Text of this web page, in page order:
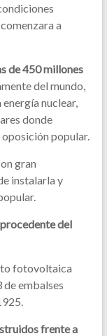
a
de 450 millones
del mundo,
nuclear,
donde
popular.
gran
instalarla y
del
fotovoltaica
de embalses
frente a